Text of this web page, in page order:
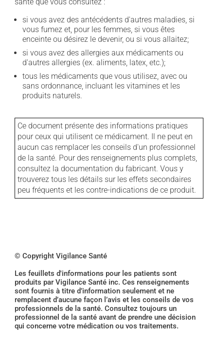
si vous avez des antécédents d'autres maladies, si
vous fumez et, pour les femmes, si vous êtes
enceinte ou désirez le devenir, ou si vous allaitez;
si vous avez des allergies aux médicaments ou
d'autres allergies (ex. aliments, latex, etc.);
tous les médicaments que vous utilisez, avec ou
sans ordonnance, incluant les vitamines et les
produits naturels.
Ce document présente des informations pratiques
pour ceux qui utilisent ce médicament. Il ne peut en
aucun cas remplacer les conseils d'un professionnel
de la santé. Pour des renseignements plus complets,
consultez la documentation du fabricant. Vous y
trouverez tous les détails sur les effets secondaires
peu fréquents et les contre-indications de ce produit.
© Copyright Vigilance Santé
Les feuillets d'informations pour les patients sont
produits par Vigilance Santé inc. Ces renseignements
sont fournis à titre d’information seulement et ne
remplacent d’aucune façon l’avis et les conseils de vos
professionnels de la santé. Consultez toujours un
professionnel de la santé avant de prendre une décision
qui concerne votre médication ou vos traitements.